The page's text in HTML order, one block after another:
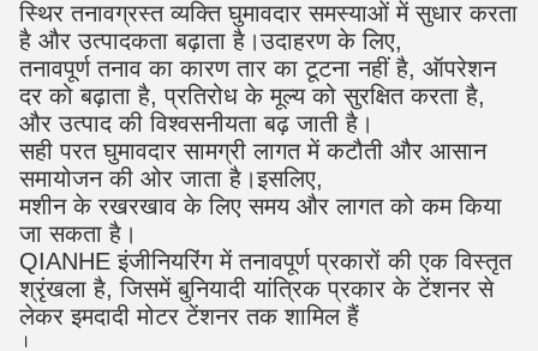
स्थिर तनावग्रस्त व्यक्ति घुमावदार समस्याओं में सुधार करता
है और उत्पादकता बढ़ाता है।उदाहरण के लिए,
तनावपूर्ण तनाव का कारण तार का टूटना नहीं है, ऑपरेशन
दर को बढ़ाता है, प्रतिरोध के मूल्य को सुरक्षित करता है,
और उत्पाद की विश्वसनीयता बढ़ जाती है।
सही परत घुमावदार सामग्री लागत में कटौती और आसान
समायोजन की ओर जाता है।इसलिए,
मशीन के रखरखाव के लिए समय और लागत को कम किया
जा सकता है।
QIANHE इंजीनियरिंग में तनावपूर्ण प्रकारों की एक विस्तृत
श्रृंखला है, जिसमें बुनियादी यांत्रिक प्रकार के टेंशनर से
लेकर इमदादी मोटर टेंशनर तक शामिल हैं
।